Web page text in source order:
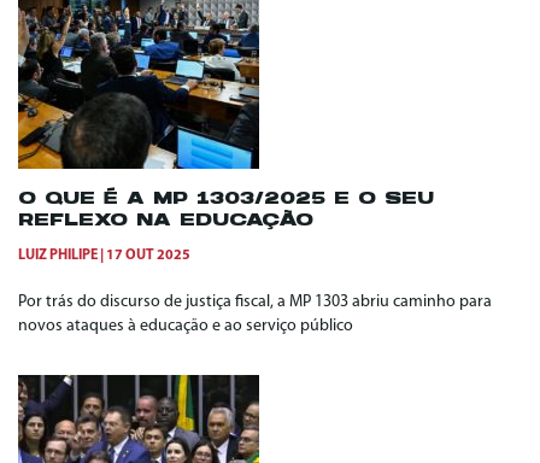
O QUE É A MP 1303/2025 E O SEU
REFLEXO NA EDUCAÇÃO
LUIZ PHILIPE 17 OUT 2025
Por trás do discurso de justiça fiscal, a MP 1303 abriu caminho para
novos ataques à educação e ao serviço público